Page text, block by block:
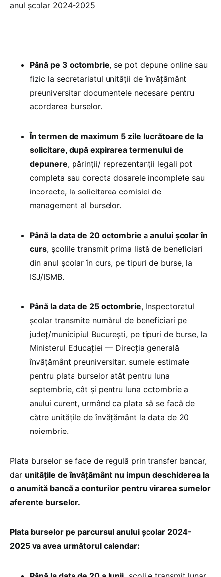
anul școlar 2024-2025
Până pe 3 octombrie, se pot depune online sau
fizic la secretariatul unității de învățământ
preuniversitar documentele necesare pentru
acordarea burselor.
În termen de maximum 5 zile lucrătoare de la
solicitare, după expirarea termenului de
depunere, părinții/ reprezentanții legali pot
completa sau corecta dosarele incomplete sau
incorecte, la solicitarea comisiei de
management al burselor.
Până la data de 20 octombrie a anului școlar în
curs, școlile transmit prima listă de beneficiari
din anul școlar în curs, pe tipuri de burse, la
ISJ/ISMB.
Până la data de 25 octombrie, Inspectoratul
școlar transmite numărul de beneficiari pe
județ/municipiul București, pe tipuri de burse, la
Ministerul Educației — Direcția generală
învățământ preuniversitar. sumele estimate
pentru plata burselor atât pentru luna
septembrie, cât și pentru luna octombrie a
anului curent, urmând ca plata să se facă de
către unitățile de învățământ la data de 20
noiembrie.
Plata burselor se face de regulă prin transfer bancar,
dar unitățile de învățământ nu impun deschiderea la
o anumită bancă a conturilor pentru virarea sumelor
aferente burselor.
Plata burselor pe parcursul anului școlar 2024-
2025 va avea următorul calendar: